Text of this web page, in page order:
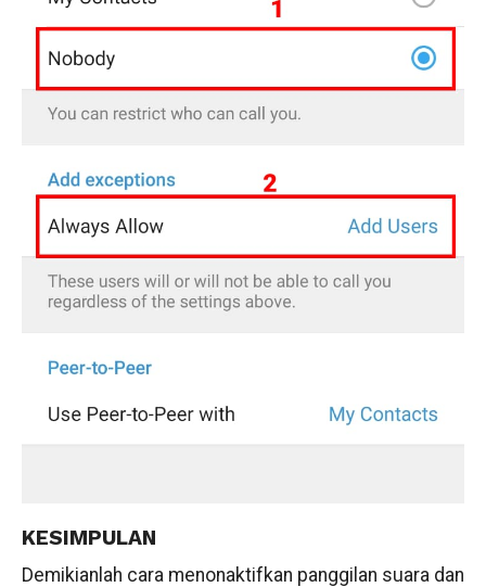
KESIMPULAN
Demikianlah cara menonaktifkan panggilan suara dan